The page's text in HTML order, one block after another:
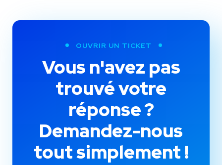
OUVRIR UN TICKET
Vous n'avez pas
trouvé votre
réponse ?
Demandez-nous
tout simplement !